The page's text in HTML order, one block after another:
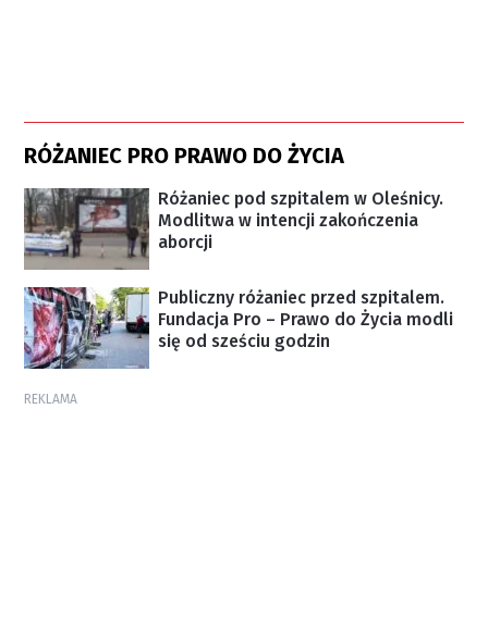
RÓŻANIEC PRO PRAWO DO ŻYCIA
Różaniec pod szpitalem w Oleśnicy.
Modlitwa w intencji zakończenia
aborcji
Publiczny różaniec przed szpitalem.
Fundacja Pro – Prawo do Życia modli
się od sześciu godzin
REKLAMA